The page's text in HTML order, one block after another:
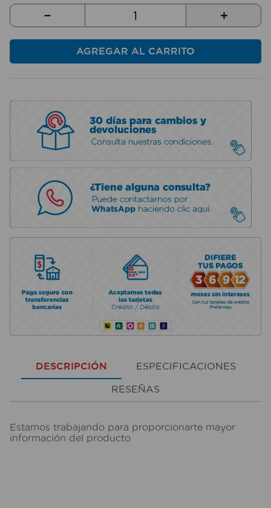
＋
－
AGREGAR AL CARRITO
DESCRIPCIÓN ESPECIFICACIONES
RESEÑAS
Estamos trabajando para proporcionarte mayor
información del producto